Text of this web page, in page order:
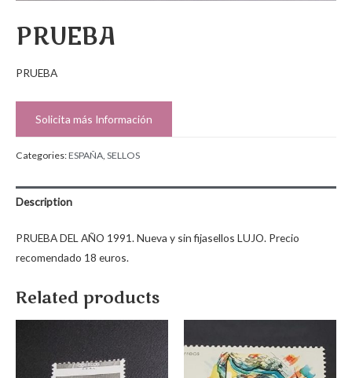
PRUEBA
PRUEBA
Solicita más Información
Categories:ESPAÑA SELLOS
Description
PRUEBA DEL AÑO 1991. Nueva y sin fijasellos LUJO. Precio
recomendado 18 euros.
Related products